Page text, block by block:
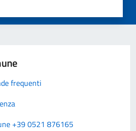
frequenti
+39 0521 876165